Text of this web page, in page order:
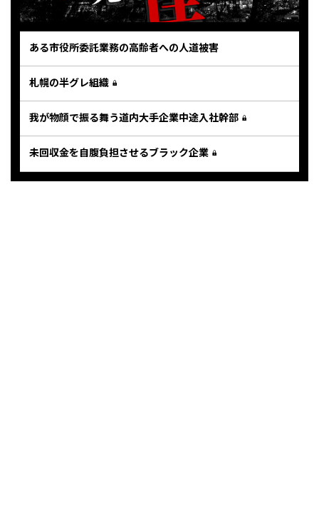
ある市役所委託業務の高齢者への人道被害
札幌の半グレ組織
我が物顔で振る舞う道内大手企業中途入社幹部
未回収金を自腹負担させるブラック企業